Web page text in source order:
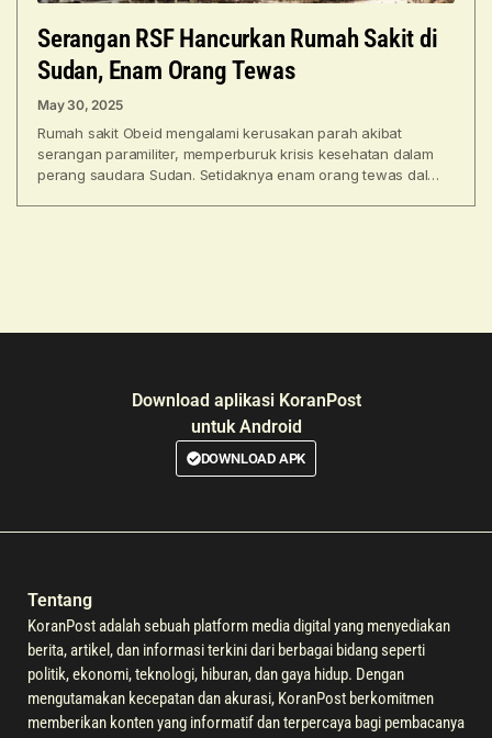
Serangan RSF Hancurkan Rumah Sakit di
Sudan, Enam Orang Tewas
May 30, 2025
Rumah sakit Obeid mengalami kerusakan parah akibat
serangan paramiliter, memperburuk krisis kesehatan dalam
perang saudara Sudan. Setidaknya enam orang tewas dalam
Download aplikasi KoranPost
untuk Android
DOWNLOAD APK
Tentang
KoranPost adalah sebuah platform media digital yang menyediakan
berita, artikel, dan informasi terkini dari berbagai bidang seperti
politik, ekonomi, teknologi, hiburan, dan gaya hidup. Dengan
mengutamakan kecepatan dan akurasi, KoranPost berkomitmen
memberikan konten yang informatif dan terpercaya bagi pembacanya